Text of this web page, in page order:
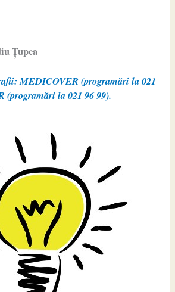
Ţupea
MEDICOVER (programări la 021
(programări la 021 96 99).